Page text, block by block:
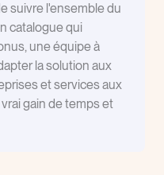
suivre l'ensemble du
catalogue qui
une équipe à
la solution aux
et services aux
gain de temps et